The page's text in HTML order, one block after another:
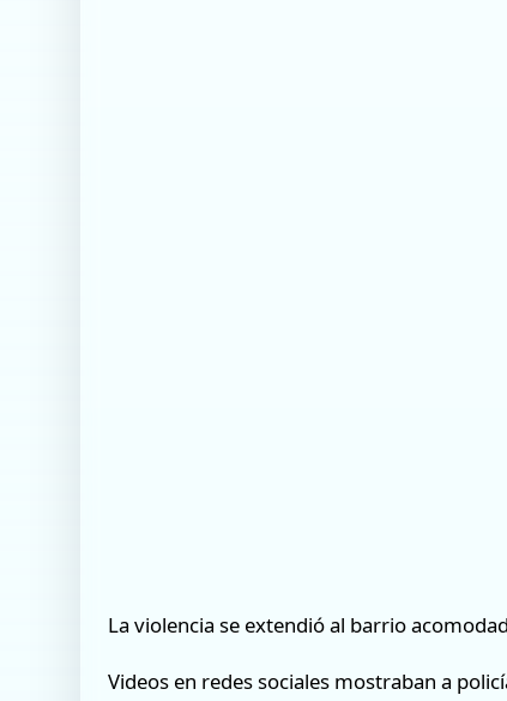
La violencia se extendió al barrio
Videos en redes sociales mostraban a